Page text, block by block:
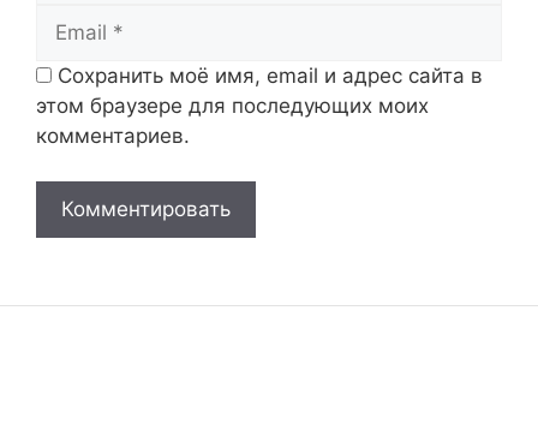
Сохранить моё имя, email и адрес сайта в
этом браузере для последующих моих
комментариев.